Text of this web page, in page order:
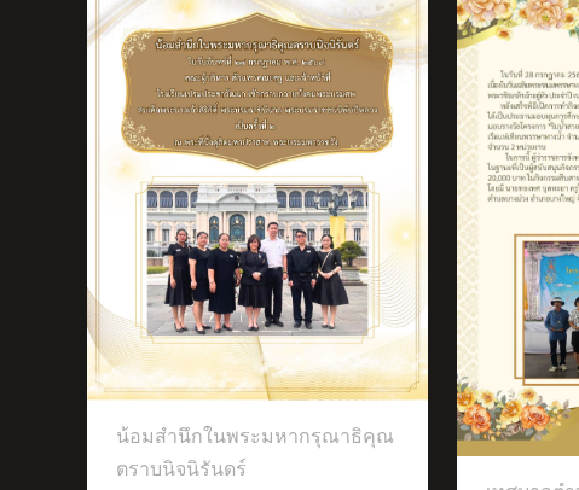
น้อมสำนึกในพระมหากรุณาธิคุณ
ตราบนิจนิรันดร์
อาสา
เข้าร่วม
ประชันศิ